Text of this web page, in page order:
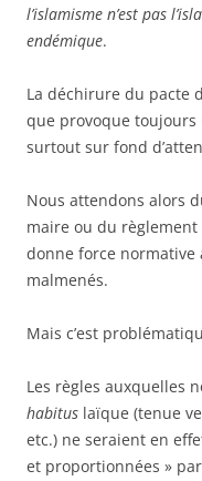
l’islamisme n’est pas
endémique.
La déchirure du pacte
que provoque
surtout sur fond
Nous attendons alors
maire ou du règlement
donne force normative
malmenés.
Mais c’est
Les règles auxquelles
habitus laïque (tenue
etc.) ne seraient en
et proportionnées »